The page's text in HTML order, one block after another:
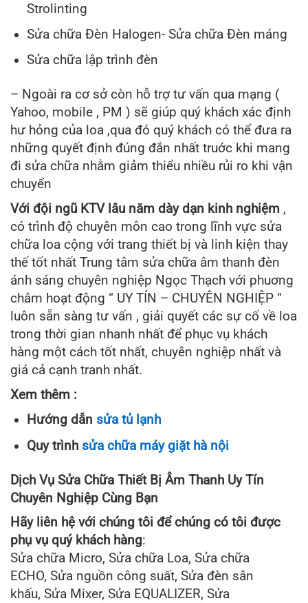
Strolinting
Sửa chữa Đèn Halogen- Sửa chữa Đèn máng
Sửa chữa lập trình đèn
– Ngoài ra cơ sở còn hỗ trợ tư vấn qua mạng (
Yahoo, mobile , PM ) sẽ giúp quý khách xác định
hư hỏng của loa ,qua đó quý khách có thể đưa ra
những quyết định đúng đắn nhất truớc khi mang
đi sửa chữa nhằm giảm thiểu nhiều rủi ro khi vận
chuyển
Với đội ngũ KTV lâu năm dày dạn kinh nghiệm ,
có trình độ chuyên môn cao trong lĩnh vực sửa
chữa loa cộng với trang thiết bị và linh kiện thay
thế tốt nhất Trung tâm sửa chữa âm thanh đèn
ánh sáng chuyên nghiệp Ngọc Thạch với phuơng
châm hoạt động “ UY TÍN – CHUYÊN NGHIỆP “
luôn sẵn sàng tư vấn , giải quyết các sự cố về loa
trong thời gian nhanh nhất để phục vụ khách
hàng một cách tốt nhất, chuyên nghiệp nhất và
giá cả cạnh tranh nhất.
Xem thêm :
Hướng dẫn sửa tủ lạnh
Quy trình sửa chữa máy giặt hà nội
Dịch Vụ Sửa Chữa Thiết Bị Âm Thanh Uy Tín
Chuyên Nghiệp Cùng Bạn
Hãy liên hệ với chúng tôi để chúng có tôi được
phụ vụ quý khách hàng:
Sửa chữa Micro, Sửa chữa Loa, Sửa chữa
ECHO, Sửa nguồn công suất, Sửa đèn sân
khấu, Sửa Mixer, Sửa EQUALIZER, Sửa